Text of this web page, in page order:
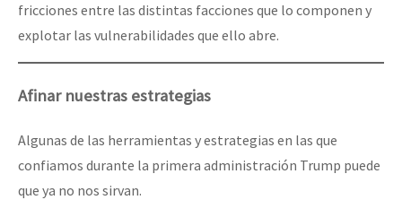
fricciones entre las distintas facciones que lo componen y
explotar las vulnerabilidades que ello abre.
Afinar nuestras estrategias
Algunas de las herramientas y estrategias en las que
confiamos durante la primera administración Trump puede
que ya no nos sirvan.